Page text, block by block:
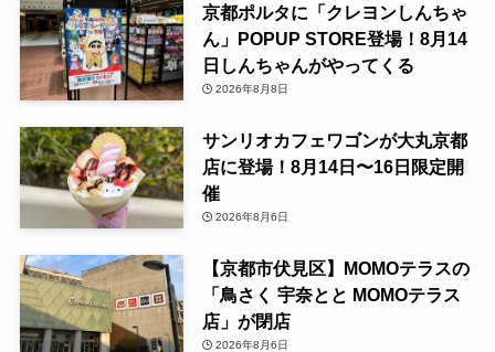
京都ポルタに「クレヨンしんちゃ
ん」POPUP STORE登場！8月14
日しんちゃんがやってくる
2026年8月8日
サンリオカフェワゴンが大丸京都
店に登場！8月14日〜16日限定開
催
2026年8月6日
【京都市伏見区】MOMOテラスの
「鳥さく 宇奈とと MOMOテラス
店」が閉店
2026年8月6日